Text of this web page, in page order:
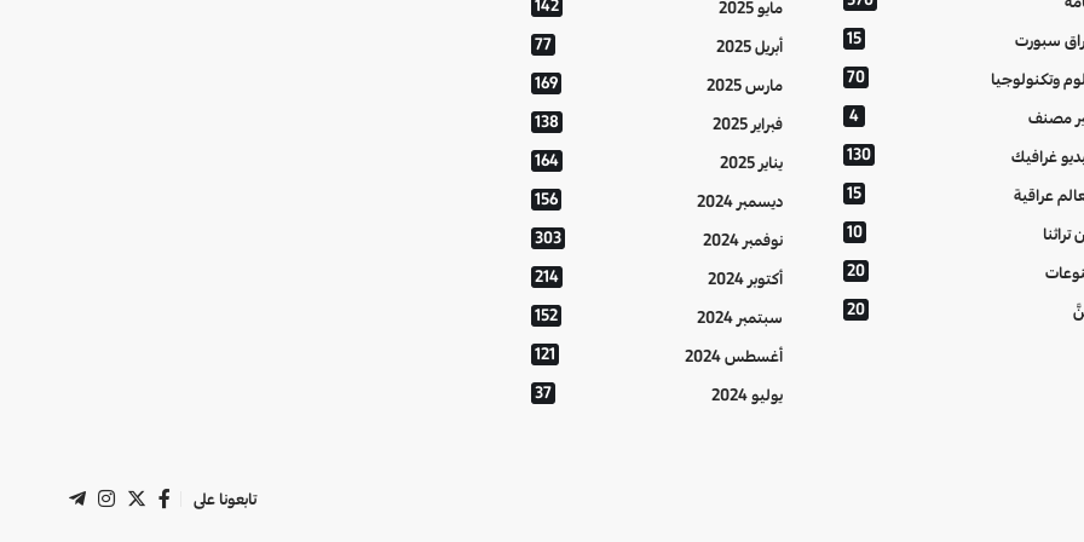
سبورت 15
وتكنولوجيا 70
مصنف 4
غرافيك 130
عراقية 15
تراثنا 10
20
20
مايو 2025 142
أبريل 2025 77
مارس 2025 169
فبراير 2025 138
يناير 2025 164
ديسمبر 2024 156
نوفمبر 2024 303
أكتوبر 2024 214
سبتمبر 2024 152
أغسطس 2024 121
يوليو 2024 37
تابعونا على